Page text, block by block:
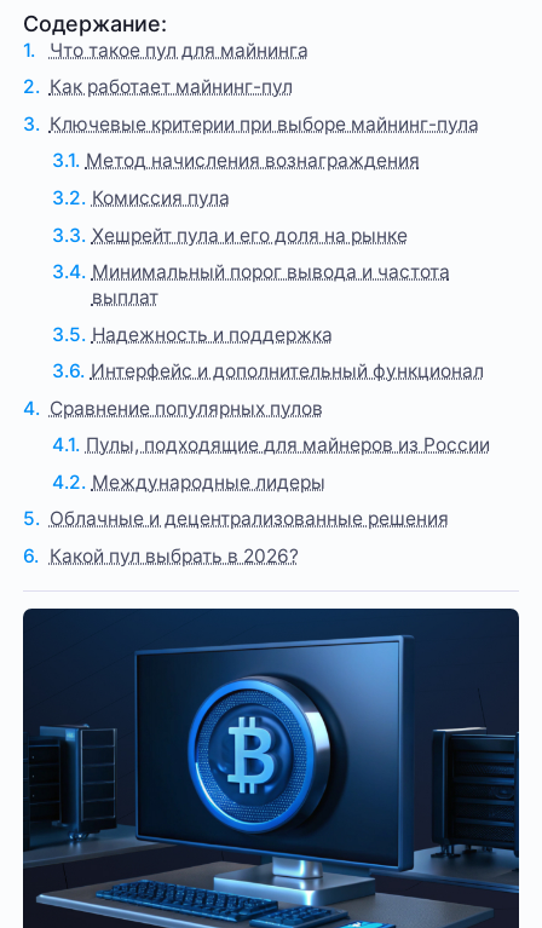
Содержание:
Что такое пул для майнинга
Как работает майнинг-пул
Ключевые критерии при выборе майнинг-пула
Метод начисления вознаграждения
Комиссия пула
Хешрейт пула и его доля на рынке
Минимальный порог вывода и частота
выплат
Надежность и поддержка
Интерфейс и дополнительный функционал
Сравнение популярных пулов
Пулы, подходящие для майнеров из России
Международные лидеры
Облачные и децентрализованные решения
Какой пул выбрать в 2026?